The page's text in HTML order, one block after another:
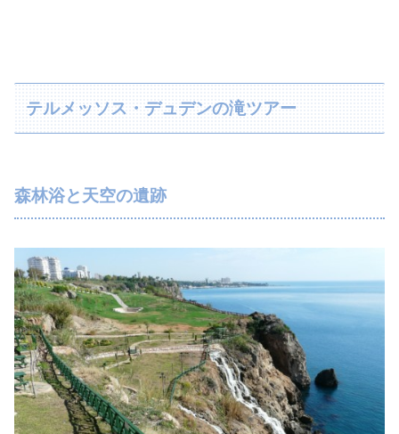
テルメッソス・デュデンの滝ツアー
森林浴と天空の遺跡